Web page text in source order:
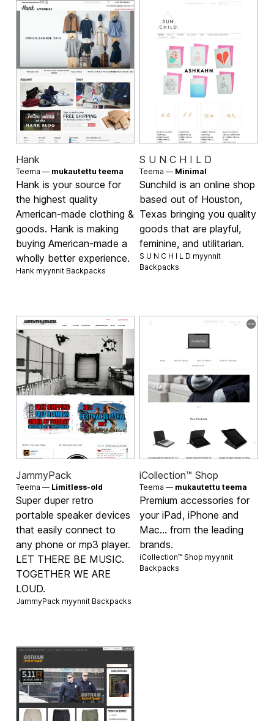
Hank
Teema — mukautettu teema
Hank is your source for
the highest quality
American-made clothing &
goods. Hank is making
buying American-made a
wholly better experience.
Hank myynnit Backpacks
S U N C H I L D
Teema — Minimal
Sunchild is an online shop
based out of Houston,
Texas bringing you quality
goods that are playful,
feminine, and utilitarian.
S U N C H I L D myynnit
Backpacks
JammyPack
Teema — Limitless-old
Super duper retro
portable speaker devices
that easily connect to
any phone or mp3 player.
LET THERE BE MUSIC.
TOGETHER WE ARE
LOUD.
JammyPack myynnit Backpacks
iCollection™ Shop
Teema — mukautettu teema
Premium accessories for
your iPad, iPhone and
Mac... from the leading
brands.
iCollection™ Shop myynnit
Backpacks